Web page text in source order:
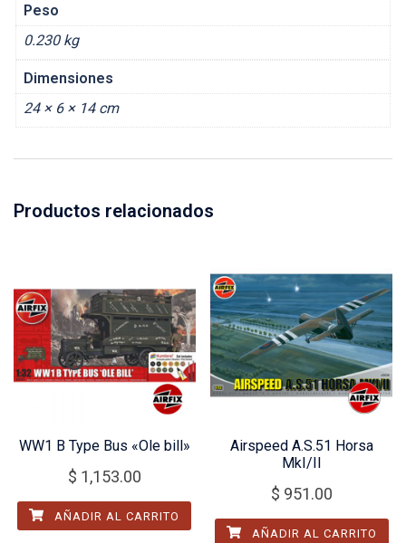
Peso
0.230 kg
Dimensiones
24 × 6 × 14 cm
Productos relacionados
WW1 B Type Bus «Ole bill»
$ 1,153.00
AÑADIR AL CARRITO
Airspeed A.S.51 Horsa
MkI/II
$ 951.00
AÑADIR AL CARRITO